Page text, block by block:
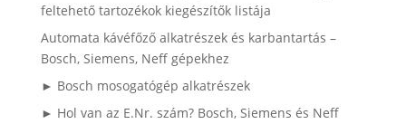
feltehető tartozékok kiegészítők listája
Automata kávéfőző alkatrészek és karbantartás –
Bosch, Siemens, Neff gépekhez
► Bosch mosogatógép alkatrészek
► Hol van az E.Nr. szám? Bosch, Siemens és Neff